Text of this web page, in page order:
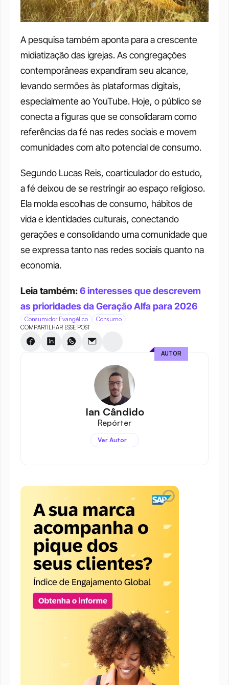
A pesquisa também aponta para a crescente
midiatização das igrejas. As congregações
contemporâneas expandiram seu alcance,
levando sermões às plataformas digitais,
especialmente ao YouTube. Hoje, o público se
conecta a figuras que se consolidaram como
referências da fé nas redes sociais e movem
comunidades com alto potencial de consumo.
Segundo Lucas Reis, coarticulador do estudo,
a fé deixou de se restringir ao espaço religioso.
Ela molda escolhas de consumo, hábitos de
vida e identidades culturais, conectando
gerações e consolidando uma comunidade que
se expressa tanto nas redes sociais quanto na
economia.
Leia também: 6 interesses que descrevem
as prioridades da Geração Alfa para 2026
Consumidor Evangélico Consumo
COMPARTILHAR ESSE POST
Ian Cândido
Repórter
Ver Autor
AUTOR